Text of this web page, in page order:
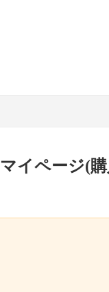
マイページ(